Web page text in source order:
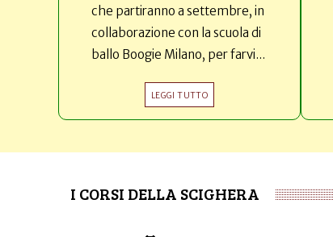
che partiranno a settembre, in
collaborazione con la scuola di
ballo Boogie Milano, per farvi...
LEGGI TUTTO
I CORSI DELLA SCIGHERA